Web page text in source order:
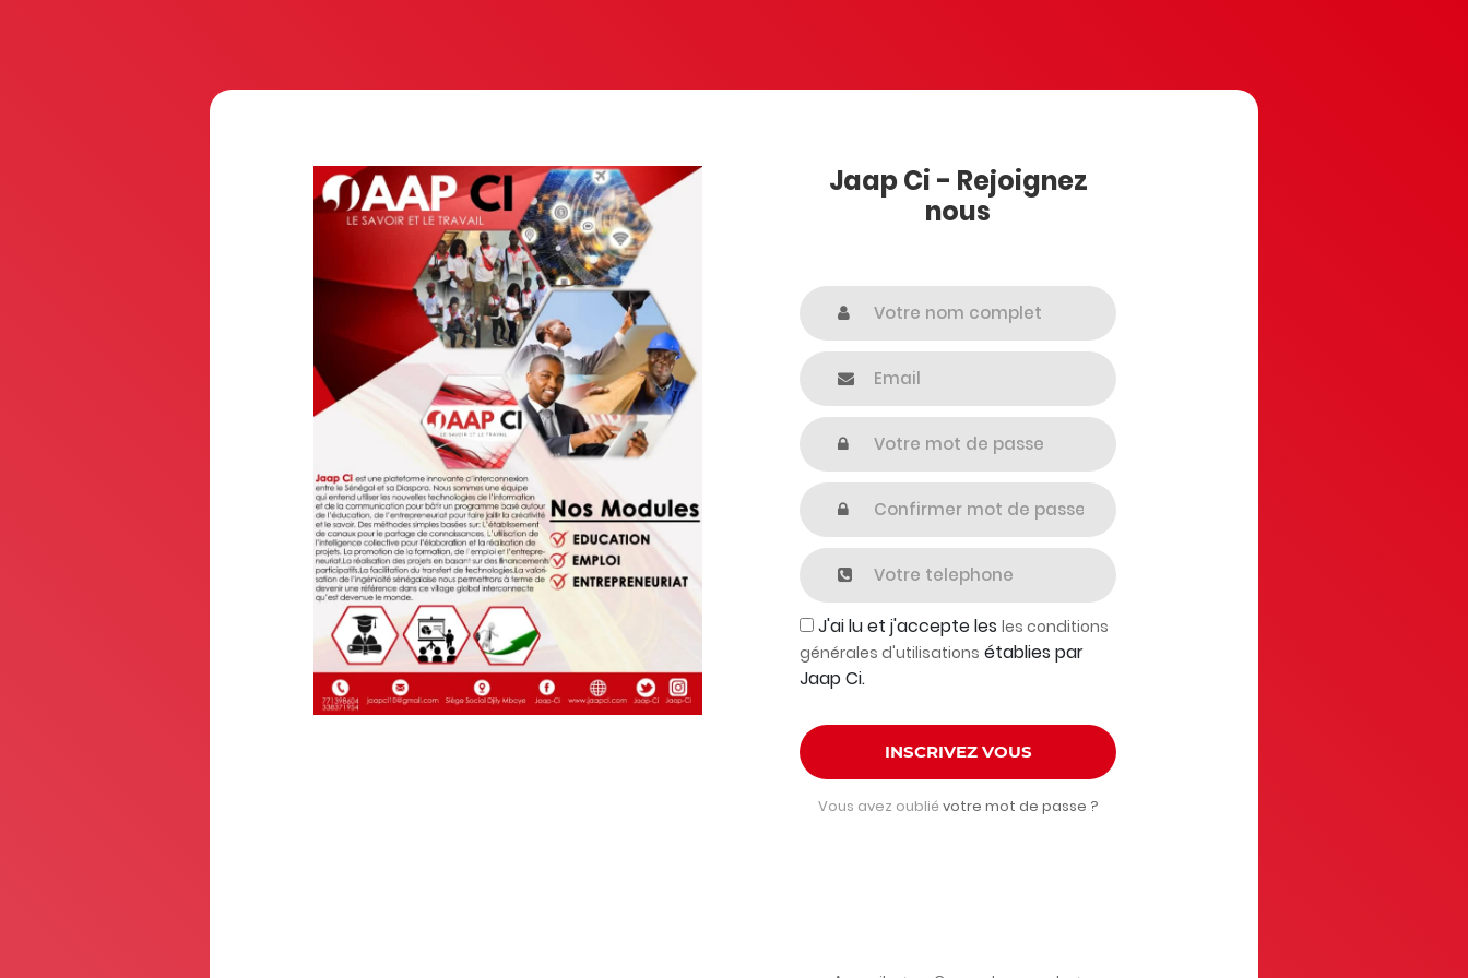
Jaap Ci - Rejoignez
nous
J'ai lu et j'accepte les les conditions
générales d'utilisations établies par
Jaap Ci.
INSCRIVEZ VOUS
Vous avez oublié votre mot de passe ?